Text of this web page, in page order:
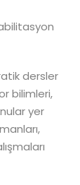
dersler
bilimleri,
yer